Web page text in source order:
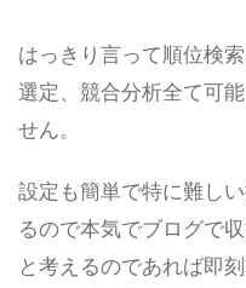
はっきり言って順位検
選定、競合分析全て可
せん。
設定も簡単で特に難し
るので本気でブログで
と考えるのであれば即